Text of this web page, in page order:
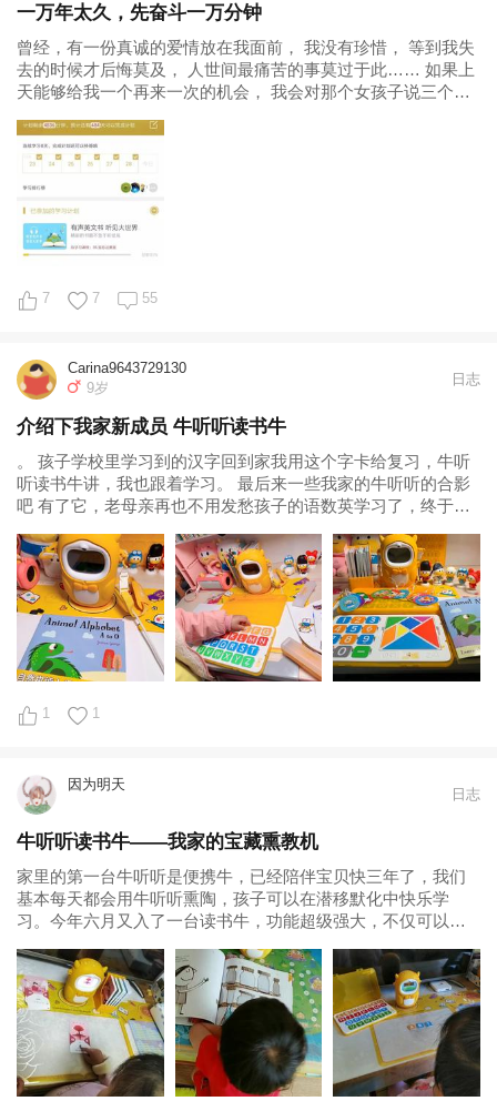
一万年太久，先奋斗一万分钟
曾经，有一份真诚的爱情放在我面前， 我没有珍惜， 等到我失
去的时候才后悔莫及， 人世间最痛苦的事莫过于此…… 如果上
天能够给我一个再来一次的机会， 我会对那个女孩子说三个
是……一万年！ 一万年，是那一年坊间最流行的的一句话。我
不是紫霞，没...
7 7 55
Carina9643729130
9岁
日志
介绍下我家新成员 牛听听读书牛
。 孩子学校里学习到的汉字回到家我用这个字卡给复习，牛听
听读书牛讲，我也跟着学习。 最后来一些我家的牛听听的合影
吧 有了它，老母亲再也不用发愁孩子的语数英学习了，终于解
1 1
因为明天
日志
牛听听读书牛——我家的宝藏熏教机
家里的第一台牛听听是便携牛，已经陪伴宝贝快三年了，我们
基本每天都会用牛听听熏陶，孩子可以在潜移默化中快乐学
习。今年六月又入了一台读书牛，功能超级强大，不仅可以读
来聊一聊我家的宝藏熏教机——牛听听读书牛，谈一谈我的体
验和感受。 一、读书牛学语文...